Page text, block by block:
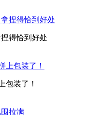
得恰到好处
包装了！